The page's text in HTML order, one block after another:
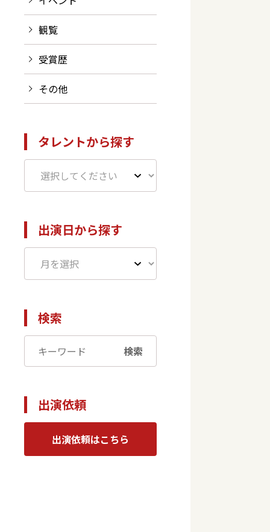
観覧
受賞歴
その他
タレントから探す
出演日から探す
検索
検索
出演依頼
出演依頼はこちら